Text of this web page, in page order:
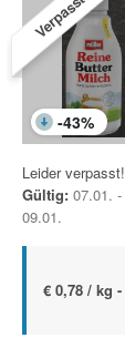
Verpasst!
-43%
Leider verpasst!
Gültig: 07.01. -
09.01.
€ 0,78 / kg -